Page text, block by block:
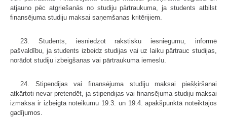
atjauno pēc atgriešanās no studiju pārtraukuma, ja students atbilst
finansējuma studiju maksai saņemšanas kritērijiem.
23. Students, iesniedzot rakstisku iesniegumu, informē
pašvaldību, ja students izbeidz studijas vai uz laiku pārtrauc studijas,
norādot studiju izbeigšanas vai pārtraukuma iemeslu.
24. Stipendijas vai finansējuma studiju maksai piešķiršanai
atkārtoti nevar pretendēt, ja stipendijas vai finansējuma studiju maksai
izmaksa ir izbeigta noteikumu 19.3. un 19.4. apakšpunktā noteiktajos
gadījumos.